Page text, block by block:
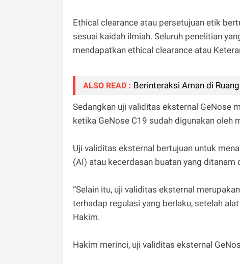
Ethical clearance atau persetujuan etik
sesuai kaidah ilmiah. Seluruh penelitian
mendapatkan ethical clearance atau
ALSO READ : Berinteraksi Aman di
Sedangkan uji validitas eksternal GeNose
ketika GeNose C19 sudah digunakan oleh
Uji validitas eksternal bertujuan untuk
(AI) atau kecerdasan buatan yang ditanam
“Selain itu, uji validitas eksternal
terhadap regulasi yang berlaku, setelah
Hakim.
Hakim merinci, uji validitas eksternal